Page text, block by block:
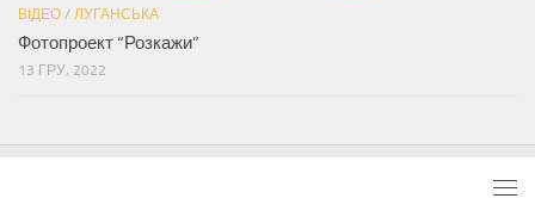
ВІДЕО / ЛУГАНСЬКА
Фотопроект “Розкажи”
13 ГРУ, 2022